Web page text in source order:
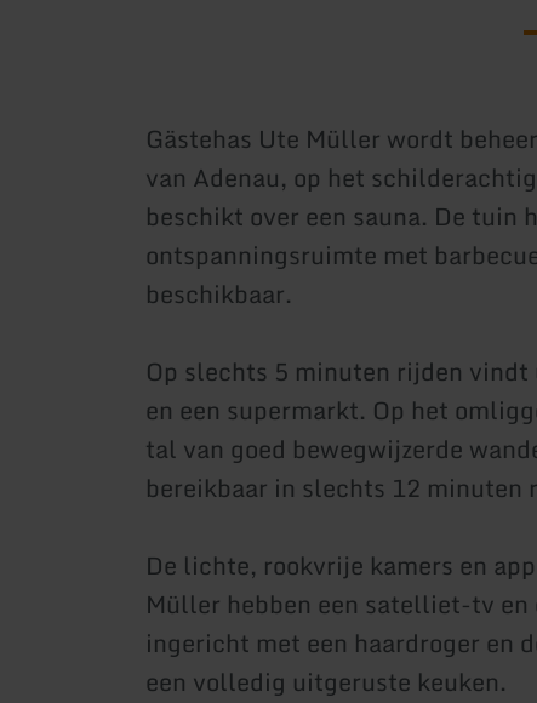
Gästehas Ute Müller wordt
van Adenau, op het
beschikt over een sauna. De tuin
ontspanningsruimte met
beschikbaar.
Op slechts 5 minuten rijden
en een supermarkt. Op het
tal van goed bewegwijzerde
bereikbaar in slechts 12 minuten
De lichte, rookvrije kamers en
Müller hebben een satelliet-tv en
ingericht met een haardroger en
een volledig uitgeruste keuken.